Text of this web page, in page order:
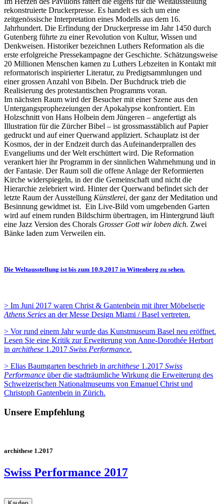
rekonstruierte Druckerpresse. Es handelt es sich um eine
zeitgenössische Interpretation eines Modells aus dem 16.
Jahrhundert. Die Erfindung der Druckerpresse im Jahr 1450 durch
Gutenberg führte zu einer Revolution von Kultur, Wissen und
Denkweisen. Historiker bezeichnen Luthers Reformation als die
erste erfolgreiche Pressekampagne der Geschichte. Schätzungsweise
20 Millionen Menschen kamen zu Luthers Lebzeiten in Kontakt mit
reformatorisch inspirierter Literatur, zu Predigtsammlungen und
einer grossen Anzahl von Bibeln. Der Buchdruck trieb die
Realisierung des protestantischen Programms voran.
Im nächsten Raum wird der Besucher mit einer Szene aus den
Untergangsprophezeiungen der Apokalypse konfrontiert. Ein
Holzschnitt von Hans Holbein dem Jüngeren – angefertigt als
Illustration für die Zürcher Bibel – ist grossmasstäblich auf Papier
gedruckt und auf einer Querwand appliziert. Schauplatz ist der
Kosmos, der in der Endzeit durch das Aufeinanderprallen des
Evangeliums und der Welt erschüttert wird. Die Reformation
verankert hier ihr Programm in der sinnlichen Wahrnehmung und in
der Fantasie. Der Raum soll die offene Anlage der Reformierten
Kirche widerspiegeln, in der die Gemeinschaft und nicht die
Hierarchie zelebriert wird. Hinter der Querwand befindet sich der
letzte Raum der Ausstellung Künstlerei, der ganz der Meditation und
Besinnung gewidmet ist. Ein Live-Bild vom umgebenden Garten
wird auf einem runden Bildschirm übertragen, im Hintergrund läuft
eine Jazz Version des Chorals Grosser Gott wir loben dich. Zwei
Bänke laden zum Verweilen ein.
Die Weltausstellung ist bis zum 10.9.2017 in Wittenberg zu sehen.
> Im Juni 2017 waren Christ & Gantenbein mit ihrer Möbelserie
Athens Series an der Messe Design Miami / Basel vertreten.
> Vor rund einem Jahr wurde das Kunstmuseum Basel neu eröffnet.
Lesen Sie eine Kritik zur Erweiterung von Anne-Dorothée Herbort
in archithese 1.2017 Swiss Performance.
> Elias Baumgarten beschrieb in archithese 1.2017 Swiss
Performance über die stadträumliche Wirkung die Erweiterung des
Schweizerischen Nationalmuseums von Emanuel Christ und
Christoph Gantenbein in Zürich.
Unsere Empfehlung
archithese 1.2017
Swiss Performance 2017